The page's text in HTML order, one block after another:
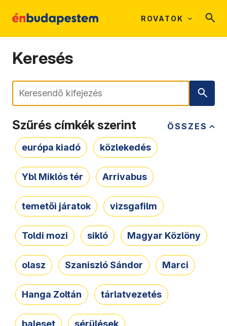
ROVATOK
Keresés
Keresés
ÖSSZES
Szűrés címkék szerint
európa kiadó közlekedés
Ybl Miklós tér Arrivabus
temetői járatok vizsgafilm
Toldi mozi sikló Magyar Közlöny
olasz Szaniszló Sándor Marci
Hanga Zoltán tárlatvezetés
baleset sérülések